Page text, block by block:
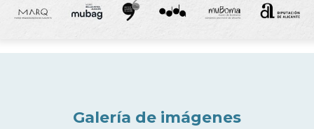
Galería de imágenes